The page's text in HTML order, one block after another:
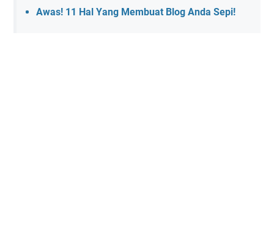
Awas! 11 Hal Yang Membuat Blog Anda Sepi!